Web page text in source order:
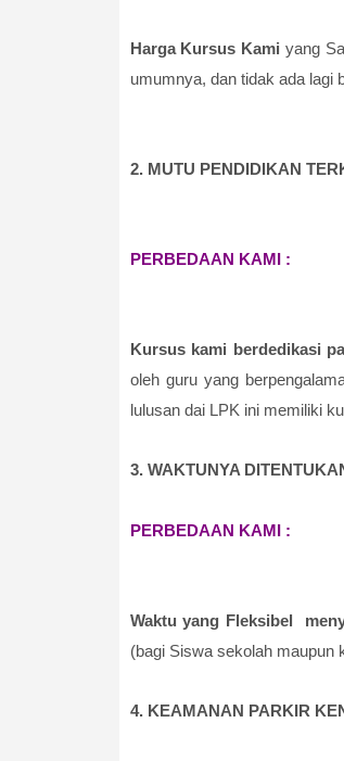
Harga Kursus Kami yang
umumnya, dan tidak ada lagi
2. MUTU PENDIDIKAN
PERBEDAAN KAMI :
Kursus kami berdedikasi
oleh guru yang
lulusan dai LPK ini memiliki
3. WAKTUNYA
PERBEDAAN KAMI :
Waktu yang Fleksibel
(bagi Siswa sekolah maupun
4. KEAMANAN PARKIR